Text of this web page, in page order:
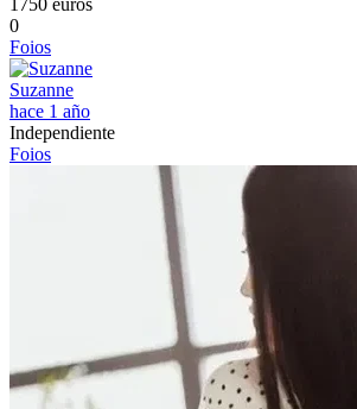
1750 euros
0
Foios
Suzanne
hace 1 año
Independiente
Foios